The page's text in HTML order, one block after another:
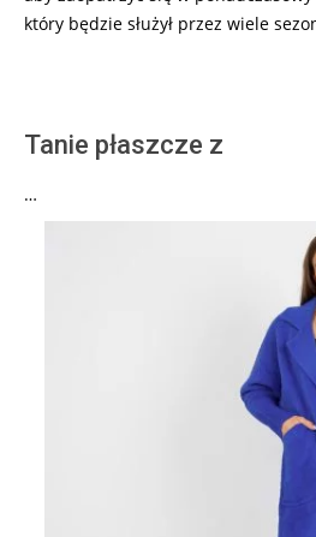
który będzie służył przez wiele
Tanie płaszcze z
…